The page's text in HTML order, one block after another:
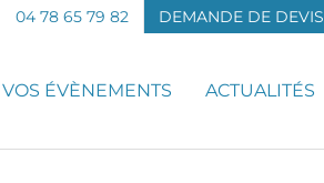
04 78 65 79 82 DEMANDE DE DEVIS
VOS ÉVÈNEMENTS ACTUALITÉS